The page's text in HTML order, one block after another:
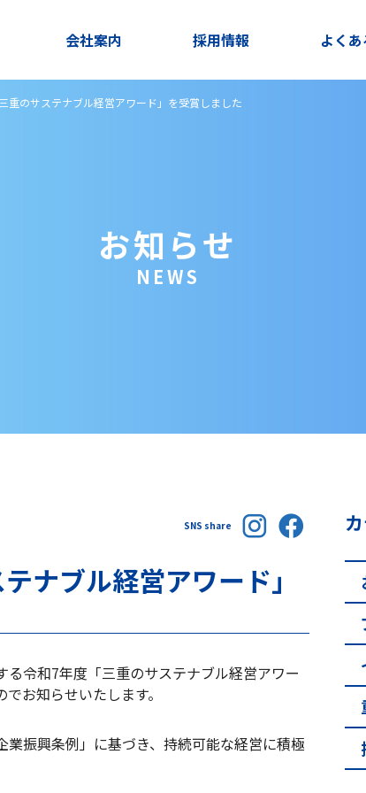
会社案内 採用情報 よく
重のサステナブル経営アワード」を受賞しました
お知らせ
NEWS
SNS share
ナブル経営アワード」
令和7年度「三重のサステナブル経営アワー
お知らせいたします。
振興条例」に基づき、持続可能な経営に積極